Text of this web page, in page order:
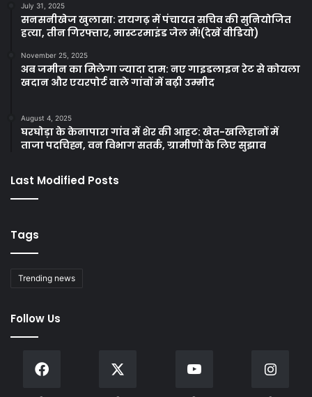
July 31, 2025
सनसनीखेज खुलासा: रायगढ़ में पंचायत सचिव की सुनियोजित
हत्या, तीन गिरफ्तार, मास्टरमाइंड जेल में!(देखें वीडियो)
November 25, 2025
अब जमीन का मिलेगा ज्यादा दाम: नए गाइडलाइन रेट से कोयला
खदान और एयरपोर्ट वाले गांवों में बढ़ी उम्मीद
August 4, 2025
घरघोड़ा के केनापारा गांव में शेर की आहट: खेत-खलिहानों में
ताजा पदचिह्न, वन विभाग सतर्क, ग्रामीणों के लिए सुझाव
Last Modified Posts
Tags
Trending news
Follow Us